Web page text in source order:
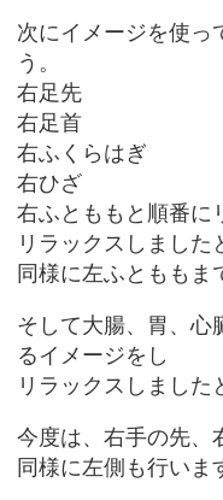
次にイメージを使っ
う。
右足先
右足首
右ふくらはぎ
右ひざ
右ふとももと順番に
リラックスしました
同様に左ふとももま
そして大腸、胃、心
るイメージをし
リラックスしました
今度は、右手の先、
同様に左側も行いま